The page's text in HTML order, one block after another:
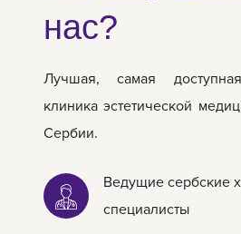
нас?
Лучшая, самая
клиника эстетической
Сербии.
Ведущие сербские
специалисты